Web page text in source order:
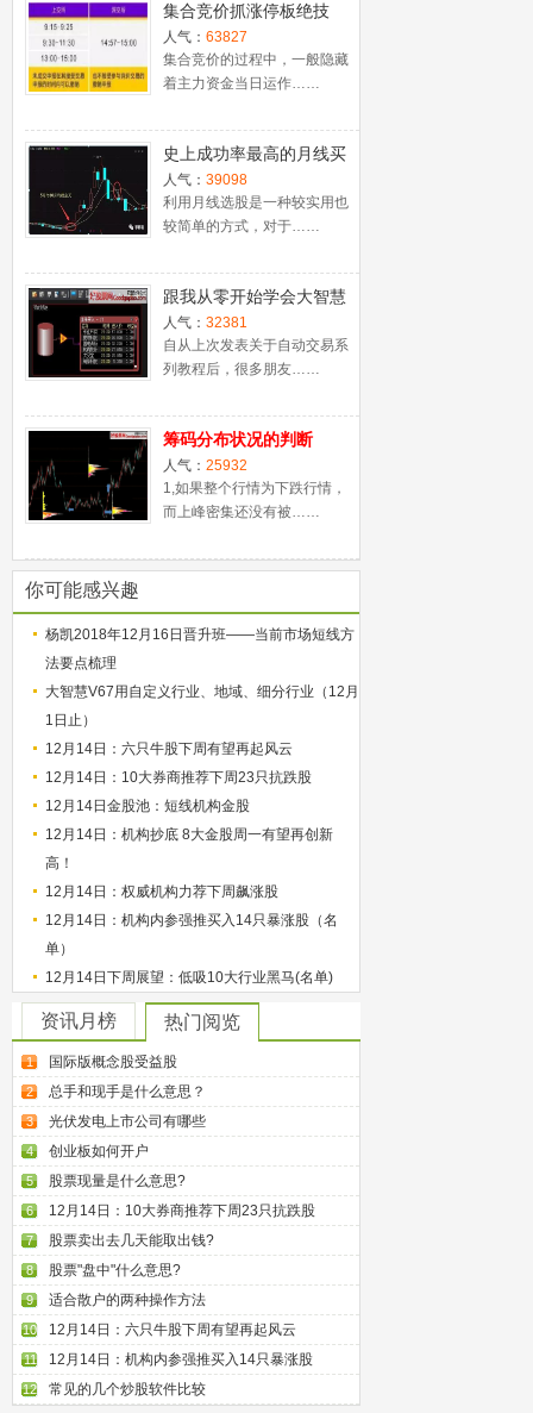
集合竞价抓涨停板绝技
（附公式源码）
人气： 63827
集合竞价的过程中，一般隐藏
着主力资金当日运作……
史上成功率最高的月线买
入法，精准高效筛选暴涨
牛股，堪称选股法宝！
人气： 39098
利用月线选股是一种较实用也
较简单的方式，对于……
跟我从零开始学会大智慧
股票池自动交易
人气： 32381
自从上次发表关于自动交易系
列教程后，很多朋友……
筹码分布状况的判断
人气： 25932
1,如果整个行情为下跌行情，
而上峰密集还没有被……
你可能感兴趣
杨凯2018年12月16日晋升班——当前市场短线方
法要点梳理
大智慧V67用自定义行业、地域、细分行业（12月
1日止）
12月14日：六只牛股下周有望再起风云
12月14日：10大券商推荐下周23只抗跌股
12月14日金股池：短线机构金股
12月14日：机构抄底 8大金股周一有望再创新
高！
12月14日：权威机构力荐下周飙涨股
12月14日：机构内参强推买入14只暴涨股（名
单）
12月14日下周展望：低吸10大行业黑马(名单)
资讯月榜 热门阅览
1 国际版概念股受益股
2 总手和现手是什么意思？
3 光伏发电上市公司有哪些
4 创业板如何开户
5 股票现量是什么意思?
6 12月14日：10大券商推荐下周23只抗跌股
7 股票卖出去几天能取出钱?
8 股票"盘中"什么意思?
9 适合散户的两种操作方法
10 12月14日：六只牛股下周有望再起风云
11 12月14日：机构内参强推买入14只暴涨股
12 常见的几个炒股软件比较